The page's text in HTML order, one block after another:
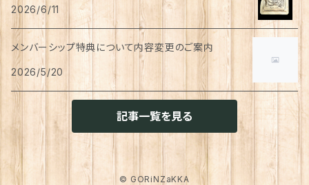
アロマ・お香
トラベルセット
カレンダー
クッション・クッションカバー
ファブリック・マルチカバー
手袋・アームカバー
ハンカチ
てぬぐい
キーホルダー
メガネ・メガネケース
マグカップ
コースター
お皿
箸置き
お菓子作り
スケジュール帳
はさみ
ふせん
ポチ袋
ジャケット
トップス
カレー
味噌汁・スープ
お茶漬け
乾物
調味料・オイル
希釈飲料
猫用
犬用
猫用
ボディケア
犬用
ベッド
トイレ周り
その他雑貨
トリートメント
入浴剤・バスボム
2026/6/11
メンバーシップ特典について内容変更のご案内
2026/5/20
記事一覧を見る
© GORiNZaKKA